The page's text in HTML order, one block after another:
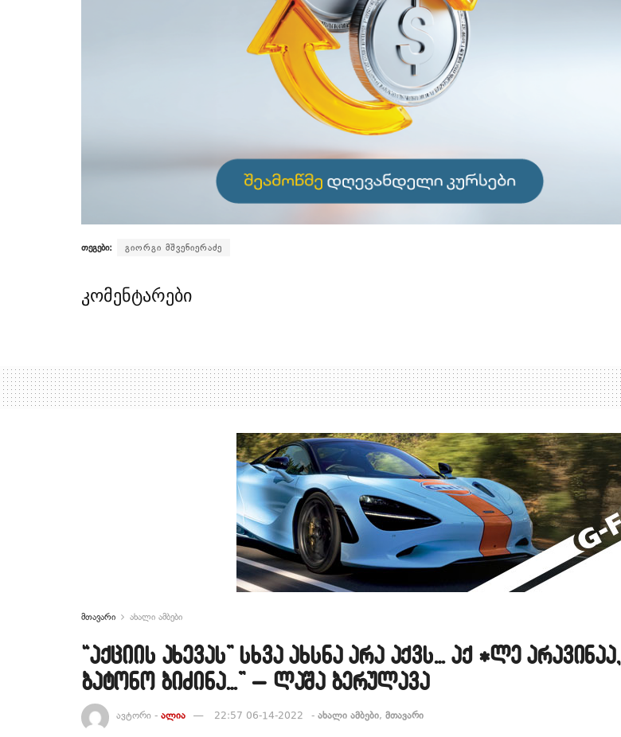
თეგები: გიორგი მშვენიერაძე
კომენტარები
მთავარი ახალი ამბები
“აქციის ახევას” სხვა ახსნა არა აქვს… აქ *ლე არავინაა,
ბატონო ბიძინა…” – ლაშა ბერულავა
ავტორი - ალია 22:57 06-14-2022 - ახალი ამბები, მთავარი